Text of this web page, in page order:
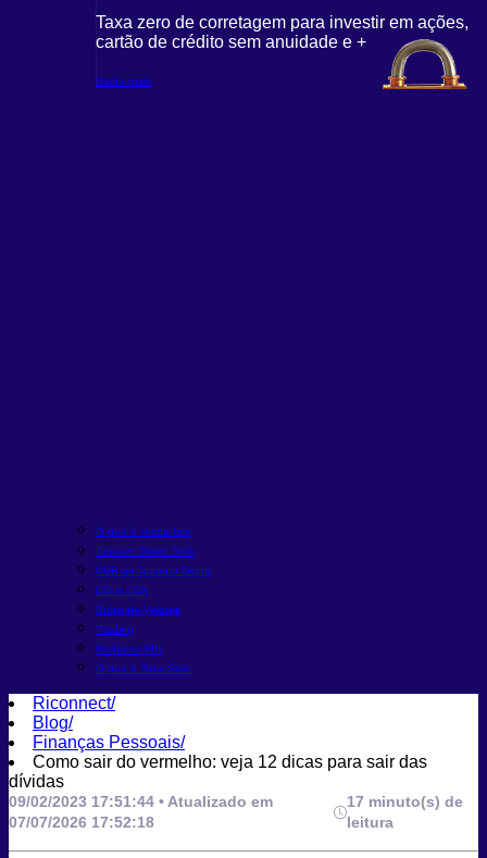
Taxa zero de corretagem para investir em ações,
cartão de crédito sem anuidade e +
Saiba mais
O que é renda fixa
Tesouro Direto Selic
CDB ou Tesouro Direto
LCI e LCA
Bolsa de Valores
Trading
Melhores FIIs
O que é Taxa Selic
Riconnect/
Blog/
Finanças Pessoais/
Como sair do vermelho: veja 12 dicas para sair das
dívidas
09/02/2023 17:51:44 • Atualizado em
07/07/2026 17:52:18
17 minuto(s) de
leitura